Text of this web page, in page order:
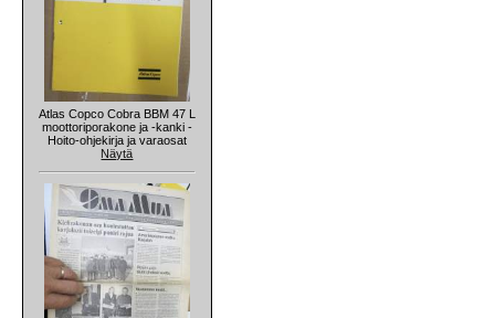
Atlas Copco Cobra BBM 47 L
moottoriporakone ja -kanki -
Hoito-ohjekirja ja varaosat
Näytä